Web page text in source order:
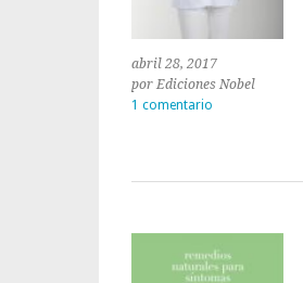
con
más
saludable.
abril 28, 2017
por Ediciones Nobel
1 comentario